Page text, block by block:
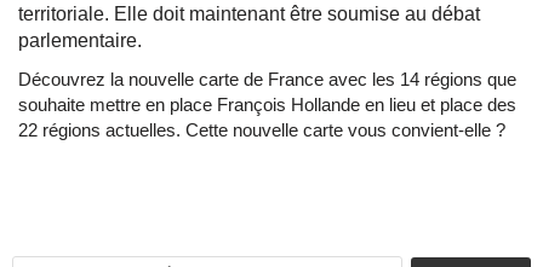
territoriale. Elle doit maintenant être soumise au débat
parlementaire.
Découvrez la nouvelle carte de France avec les 14 régions que
souhaite mettre en place François Hollande en lieu et place des
22 régions actuelles. Cette nouvelle carte vous convient-elle ?